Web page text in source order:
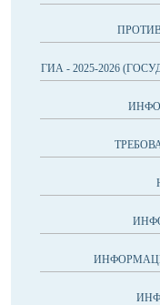
ГИА - 2025-2026